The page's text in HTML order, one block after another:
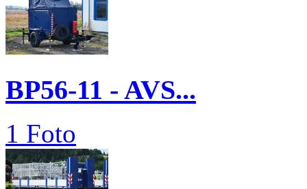
BP56-11 - AVS...
1 Foto